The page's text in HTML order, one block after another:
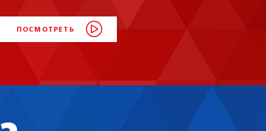
ПОСМОТРЕТЬ